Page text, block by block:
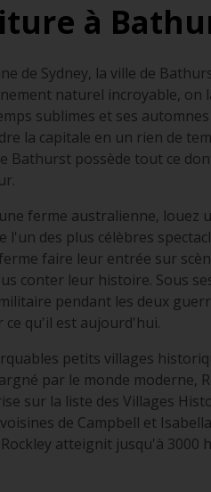
à
de Sydney, la ville de
naturel incroyable, on
sublimes et ses
la capitale en un rien de
Bathurst possède tout ce
ferme australienne, louez
l'un des plus célèbres
faire leur entrée sur
conter leur histoire. Sous
pendant les deux
ce qu'il est aujourd'hui.
petits villages
par le monde moderne,
sur la liste des Villages
de Campbell et
atteignit jusqu'à 3000